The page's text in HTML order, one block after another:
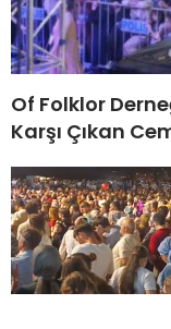
Of Folklor
Karşı Çıkan